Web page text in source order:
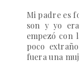
Mi padre es
son y yo
empezó con
poco
fuera una